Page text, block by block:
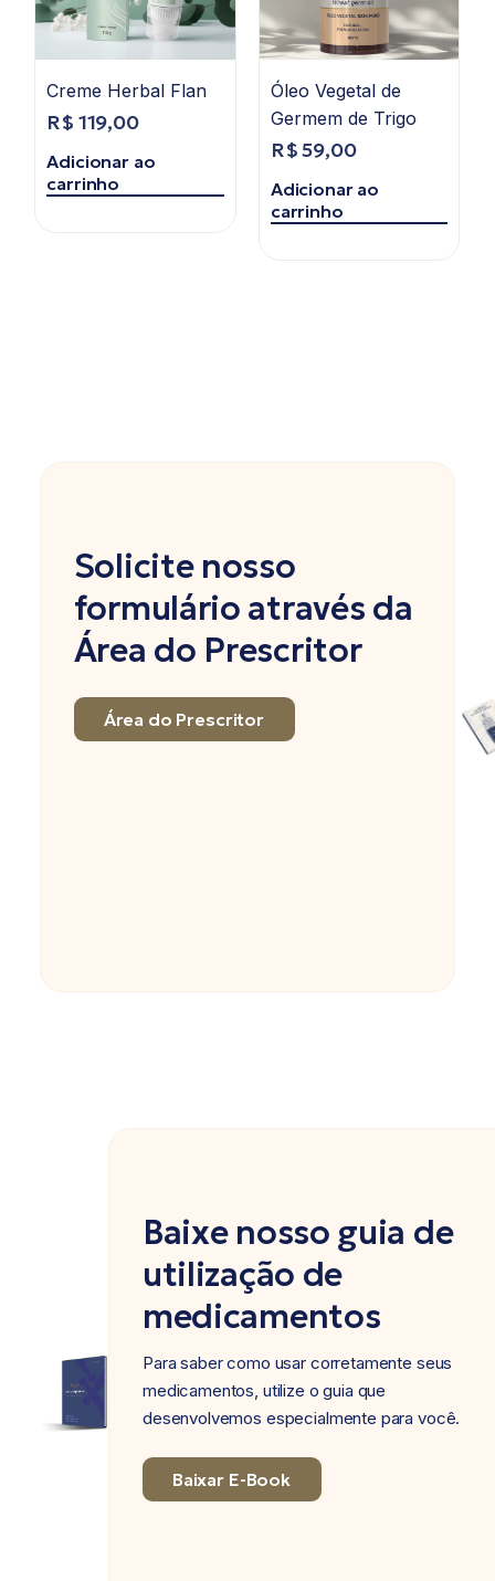
Creme Herbal Flan
R$ 119,00
Adicionar ao
carrinho
Óleo Vegetal de
Germem de Trigo
R$59,00
Adicionar ao
carrinho
Solicite nosso
formulário através da
Área do Prescritor
Área do Prescritor
Baixe nosso guia de
utilização de
medicamentos
Para saber como usar corretamente seus
medicamentos, utilize o guia que
desenvolvemos especialmente para você.
Baixar E-Book